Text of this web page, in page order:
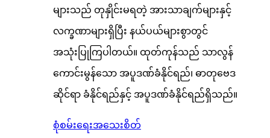
များသည် တုနှိုင်းမရတဲ့ အားသာချက်များနှင့်
လက္ခဏာများရှိပြီး နယ်ပယ်များစွာတွင်
အသုံးပြုကြပါတယ်။ ထုတ်ကုန်သည် သာလွန်
ကောင်းမွန်သော အပူဒဏ်ခံနိုင်ရည်၊ ဓာတုဗေဒ
ဆိုင်ရာ ခံနိုင်ရည်နှင့် အပူဒဏ်ခံနိုင်ရည်ရှိသည်။
စုံစမ်းရေးအသေးစိတ်